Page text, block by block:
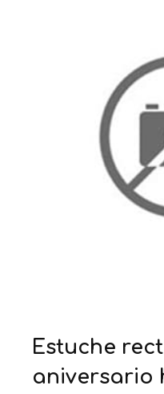
estuche rectangular 50th
aniversario